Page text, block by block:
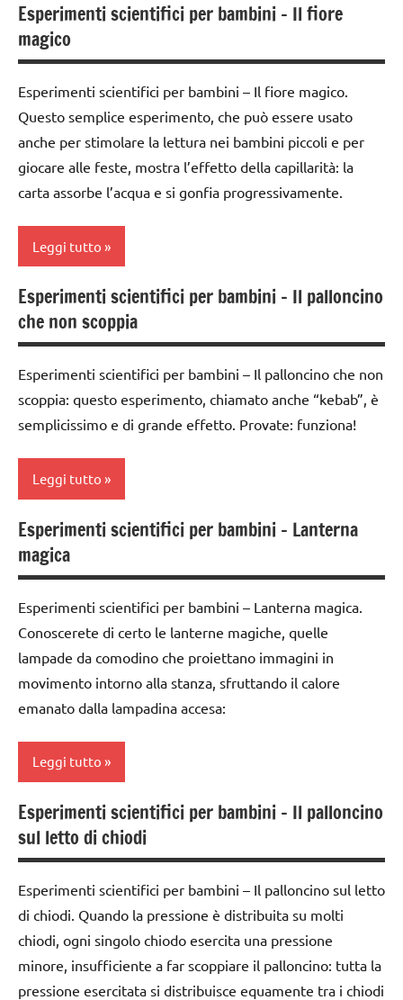
PER ETA'
TUTTI GLI
ARTICOLI
classe
1a
2a
3a
dai
6
anni
ESPERIMENTI
SCIENTIFICI
SCIENZE
TUTTI GLI
ARGOMENTI
PER ETA'
ARTICOLI
Esperimenti scientifici per bambini – Il fiore
magico
Esperimenti scientifici per bambini – Il fiore magico.
Questo semplice esperimento, che può essere usato
anche per stimolare la lettura nei bambini piccoli e per
giocare alle feste, mostra l’effetto della capillarità: la
carta assorbe l’acqua e si gonfia progressivamente.
Leggi tutto
classe
1a
2a
classe
3a
a 3
dai
3 ai
anni
SCIENTIFICI
ARGOMENTI
TUTTI GLI
ARTICOLI
Esperimenti scientifici per bambini – Il palloncino
che non scoppia
Esperimenti scientifici per bambini – Il palloncino che non
scoppia: questo esperimento, chiamato anche “kebab”, è
semplicissimo e di grande effetto. Provate: funziona!
Leggi tutto
classi
1a-5a
a 3
anni
dai
3 ai
6
ESPERIMENTI
SCIENTIFICI
SCIENZE
TUTTI GLI
PER ETA'
TUTTI GLI
ARTICOLI
Esperimenti scientifici per bambini – Lanterna
magica
Esperimenti scientifici per bambini – Lanterna magica.
Conoscerete di certo le lanterne magiche, quelle
lampade da comodino che proiettano immagini in
movimento intorno alla stanza, sfruttando il calore
emanato dalla lampadina accesa:
Leggi tutto
classe
4a
5a
ESPERIMENTI
SCIENTIFICI
SCIENZE
Esperimenti scientifici per bambini – Il palloncino
sul letto di chiodi
Esperimenti scientifici per bambini – Il palloncino sul letto
di chiodi. Quando la pressione è distribuita su molti
chiodi, ogni singolo chiodo esercita una pressione
minore, insufficiente a far scoppiare il palloncino: tutta la
pressione esercitata si distribuisce equamente tra i chiodi